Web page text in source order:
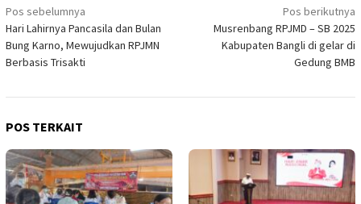
Navigasi
pos
Pos sebelumnya
Hari Lahirnya Pancasila dan Bulan
Bung Karno, Mewujudkan RPJMN
Berbasis Trisakti
Pos berikutnya
Musrenbang RPJMD – SB 2025
Kabupaten Bangli di gelar di
Gedung BMB
POS TERKAIT